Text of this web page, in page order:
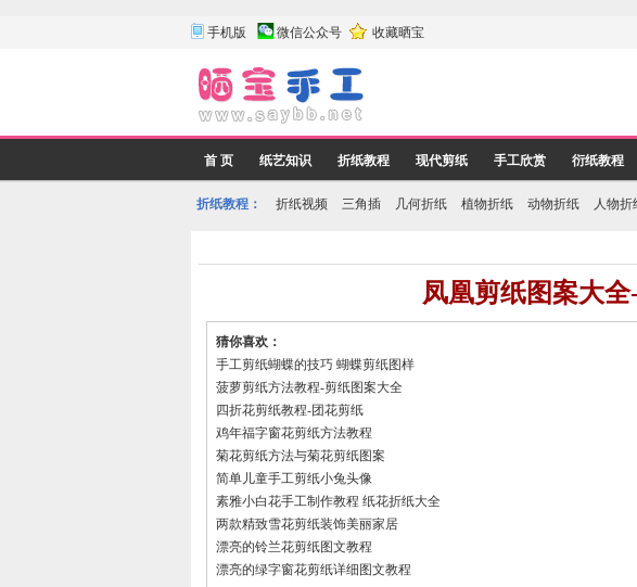
手机版 微信公众号 收藏晒宝
首 页 纸艺知识 折纸教程 现代剪纸 手工欣赏 衍纸教程
折纸教程： 折纸视频 三角插 几何折纸 植物折纸 动物折纸 人物折
凤凰剪纸图案大全
猜你喜欢：
手工剪纸蝴蝶的技巧 蝴蝶剪纸图样
菠萝剪纸方法教程-剪纸图案大全
四折花剪纸教程-团花剪纸
鸡年福字窗花剪纸方法教程
菊花剪纸方法与菊花剪纸图案
简单儿童手工剪纸小兔头像
素雅小白花手工制作教程 纸花折纸大全
两款精致雪花剪纸装饰美丽家居
漂亮的铃兰花剪纸图文教程
漂亮的绿字窗花剪纸详细图文教程